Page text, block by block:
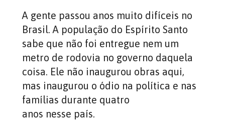
A gente passou anos muito difíceis no
Brasil. A população do Espírito Santo
sabe que não foi entregue nem um
metro de rodovia no governo daquela
coisa. Ele não inaugurou obras aqui,
mas inaugurou o ódio na política e nas
famílias durante quatro
anos nesse país.